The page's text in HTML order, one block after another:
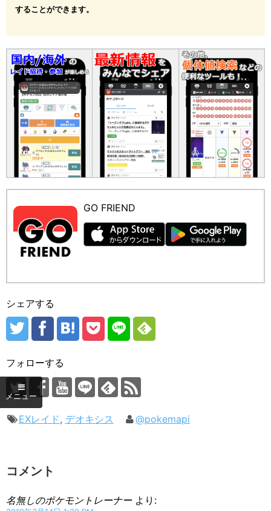
することができます。
GO FRIEND
シェアする
フォローする
EXレイド, デオキシス @pokemapi
コメント
名無しのポケモントレーナー より: